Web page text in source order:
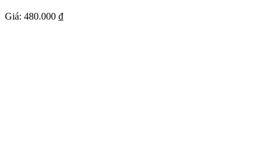
Giá: 480.000 ₫